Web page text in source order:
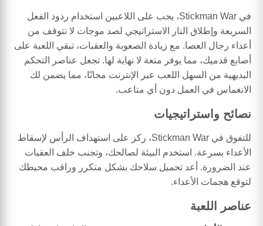
في Stickman War، يجب على اللاعبين استخدام ردود الفعل
السريعة وإطلاق النار الاستراتيجي لصد موجات لا تتوقف من
أعداء رجال العصا. مع زيادة الصعوبة والعقبات، تبقي اللعبة على
أصابع قدميك، مما يوفر متعة لا نهاية لها. تجعل عناصر التحكم
البديهية من السهل اللعب عبر الإنترنت مجانًا، مما يضمن لك
الانغماس في العمل دون أي متاعب.
نصائح واستراتيجيات
للتفوق في Stickman War، ركز على استهداف الرأس لإسقاط
الأعداء بسرعة. استخدم البيئة لصالحك، وتجنب خلف العقبات
عند الضرورة. أعد تحميل سلاحك بشكل متكرر وراقب محيطك
لتوقع هجمات الأعداء.
عناصر اللعبة